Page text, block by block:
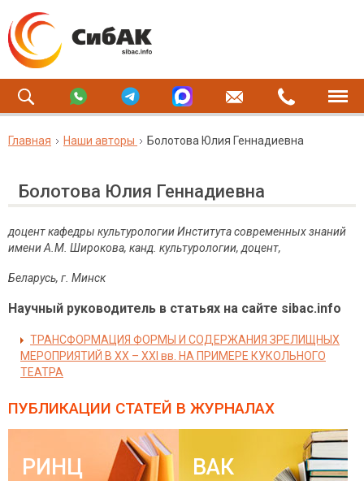
Главная Наши авторы Болотова Юлия Геннадиевна
Болотова Юлия Геннадиевна
доцент кафедры культурологии Института современных знаний
имени А.М. Широкова, канд. культурологии, доцент,
Беларусь, г. Минск
Научный руководитель в статьях на сайте sibac.info
ТРАНСФОРМАЦИЯ ФОРМЫ И СОДЕРЖАНИЯ ЗРЕЛИЩНЫХ
МЕРОПРИЯТИЙ В ХХ – ХХI вв. НА ПРИМЕРЕ КУКОЛЬНОГО
ТЕАТРА
ПУБЛИКАЦИИ СТАТЕЙ В ЖУРНАЛАХ
РИНЦ ВАК